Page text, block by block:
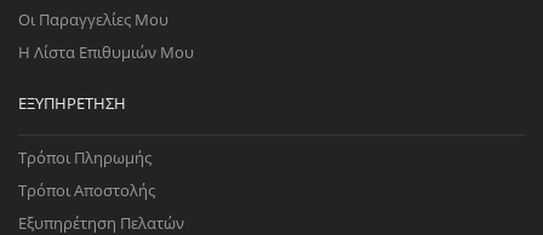
Οι Παραγγελίες Μου
Η Λίστα Επιθυμιών Μου
ΕΞΥΠΗΡΈΤΗΣΗ
Τρόποι Πληρωμής
Τρόποι Αποστολής
Εξυπηρέτηση Πελατών